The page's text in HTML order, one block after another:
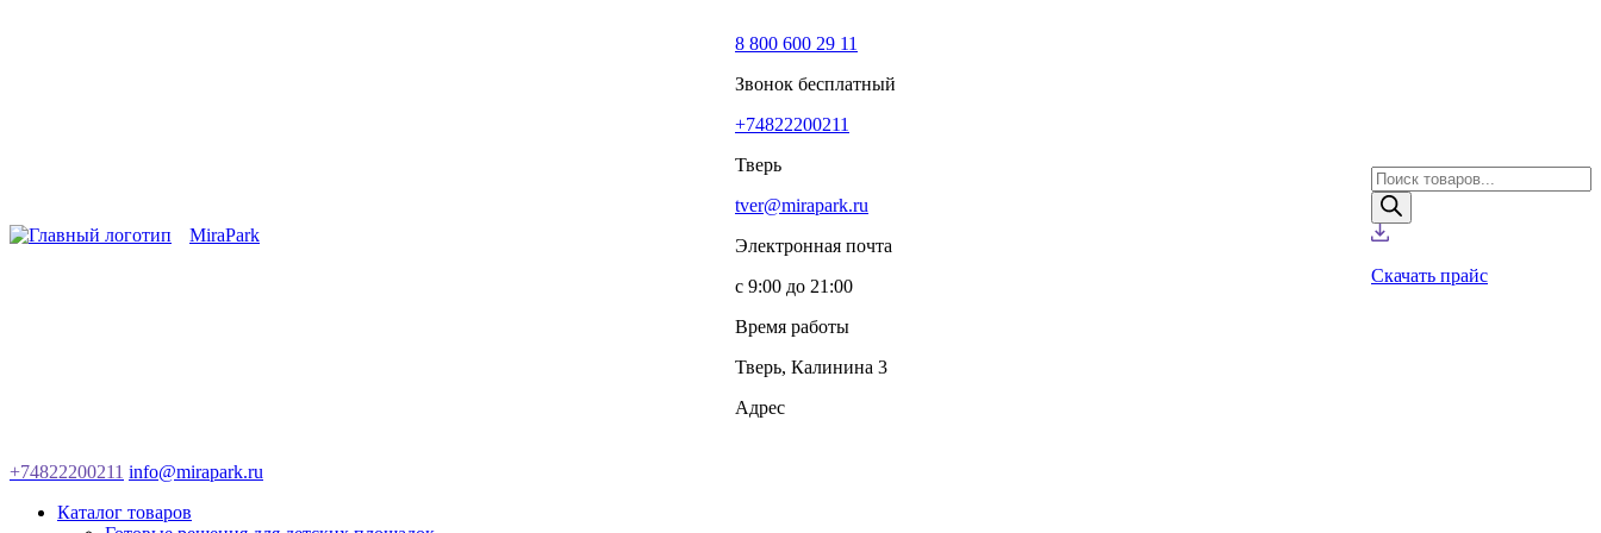
MiraPark
8 800 600 29 11
Звонок бесплатный
+74822200211
Тверь
tver@mirapark.ru
Электронная почта
с 9:00 до 21:00
Время работы
Тверь, Калинина 3
Адрес
Поиск
товаров
Скачать прайс
+74822200211 info@mirapark.ru
Каталог товаров